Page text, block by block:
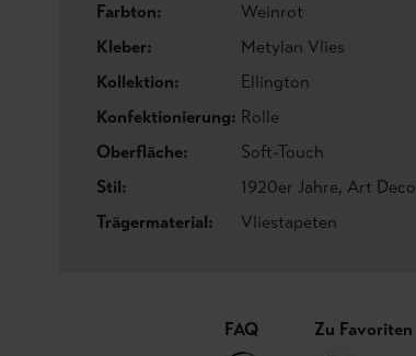
Farbton:
Weinrot
Kleber:
Metylan Vlies
Kollektion:
Ellington
Konfektionierung: Rolle
Oberfläche:
Soft-Touch
Stil:
1920er Jahre, Art Deco
Trägermaterial:
Vliestapeten
FAQ Zu Favoriten